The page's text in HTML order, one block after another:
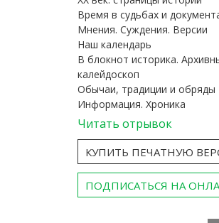
Время в судьбах и
Мнения. Суждения. Версии
Наш календарь
В блокнот историка.
калейдоскоп
Обычаи, традиции и обряды
Информация. Хроника
Читать отрывок
КУПИТЬ ПЕЧАТНУЮ
ПОДПИСАТЬСЯ НА